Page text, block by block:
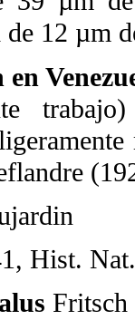
de 12 µm
Hist.